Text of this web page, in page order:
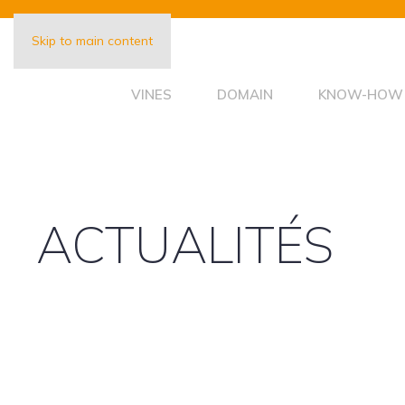
Skip to main content
VINES DOMAIN KNOW-HOW
ACTUALITÉS